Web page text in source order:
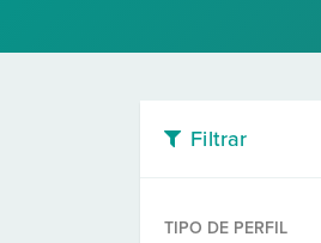
Filtrar
TIPO DE PERFIL